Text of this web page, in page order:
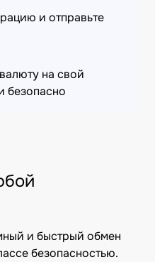
и отправьте
на свой
безопасно
и быстрый обмен
безопасностью.